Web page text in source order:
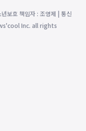
보호 책임자 : 조영제 | 통신
Inc. all rights